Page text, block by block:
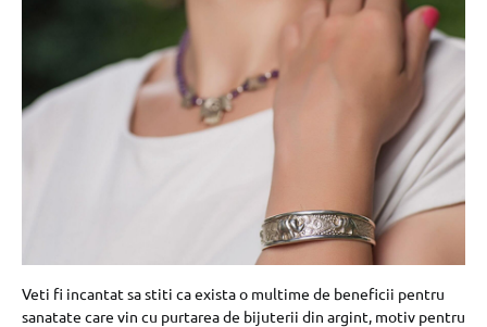
Veti fi incantat sa stiti ca exista o multime de beneficii pentru
sanatate care vin cu purtarea de bijuterii din argint, motiv pentru